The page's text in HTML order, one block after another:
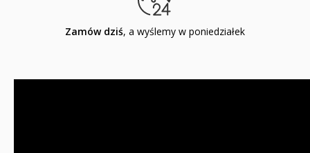
Zamów dziś, a wyślemy w poniedziałek